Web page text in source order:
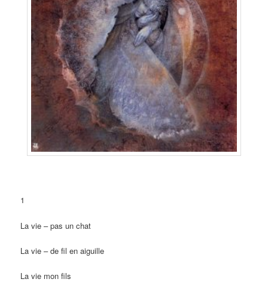
1
La vie – pas un chat
La vie – de fil en aiguille
La vie mon fils